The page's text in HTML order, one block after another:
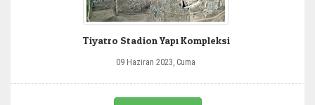
Tiyatro Stadion Yapı Kompleksi
09 Haziran 2023, Cuma